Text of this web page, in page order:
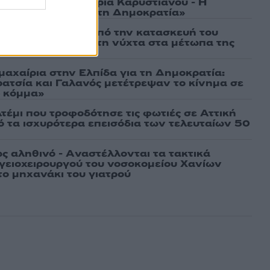
την «Ελπίδα για τη Δημοκρατία»
εικόνες από την κατασκευή του
θα επιχειρεί και τη νύχτα στα μέτωπα της
στην Ελπίδα για τη Δημοκρατία:
και Γαλανός μετέτρεψαν το κίνημα σε
κόμμα»
που τροφοδότησε τις φωτιές σε Αττική
τα ισχυρότερα επεισόδια των τελευταίων 50
αληθινό - Aναστέλλονται τα τακτικά
του νοσοκομείου Χανίων
μηχανάκι του γιατρού